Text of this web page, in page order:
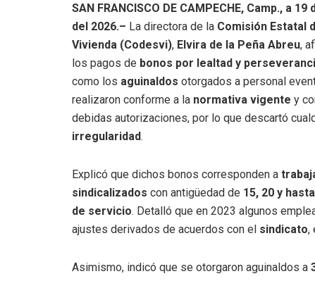
SAN FRANCISCO DE CAMPECHE, Camp., a 19
del 2026.– La directora de la Comisión Estatal
Vivienda (Codesvi), Elvira de la Peña Abreu,
los pagos de bonos por lealtad y
como los aguinaldos otorgados a personal
realizaron conforme a la normativa vigente y
debidas autorizaciones, por lo que descartó
irregularidad.
Explicó que dichos bonos corresponden a
sindicalizados con antigüedad de 15, 20 y
de servicio. Detalló que en 2023 algunos
ajustes derivados de acuerdos con el sindicato,
Asimismo, indicó que se otorgaron aguinaldos a